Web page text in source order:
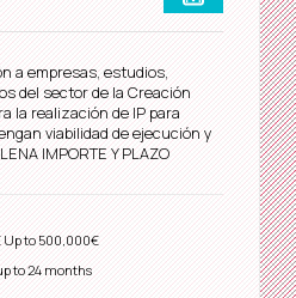
a empresas, estudios,
del sector de la Creación
la realización de IP para
viabilidad de ejecución y
IMPORTE Y PLAZO
Up to500,000€
to 24 months